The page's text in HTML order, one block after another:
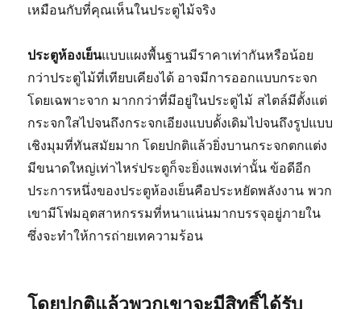
เหมือนกับที่คุณเห็นในประตูไม้จริง
ประตูห้องเย็นแบบแผงพื้นฐานมีราคาเท่ากันหรือน้อย
กว่าประตูไม้ที่เทียบเคียงได้ อาจมีการออกแบบกระจก
โดยเฉพาะจาก มากกว่าที่มีอยู่ในประตูไม้ สไตล์มีตั้งแต่
กระจกใสไปจนถึงกระจกเอียงแบบดั้งเดิมไปจนถึงรูปแบบ
เชิงมุมที่ทันสมัยมาก โดยปกติแล้วยิ่งบานกระจกตกแต่ง
มีขนาดใหญ่เท่าไหร่ประตูก็จะยิ่งแพงเท่านั้น ข้อดีอีก
ประการหนึ่งของประตูห้องเย็นคือประหยัดพลังงาน พวก
เขามีโฟมอุตสาหกรรมที่หนาแน่นมากบรรจุอยู่ภายใน
ซึ่งจะทำให้การถ่ายเทความร้อน
โดยปกติแล้วพวกเขาจะมีสิทธิ์ได้รับ